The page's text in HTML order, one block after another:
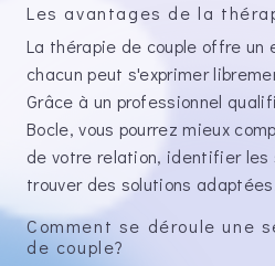
Les avantages de la
La thérapie de couple offre un
chacun peut s'exprimer
Grâce à un professionnel
Bocle, vous pourrez mieux
de votre relation, identifier
trouver des solutions
Comment se déroule une
de couple?